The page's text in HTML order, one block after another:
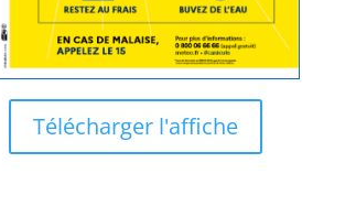
Télécharger l'affiche